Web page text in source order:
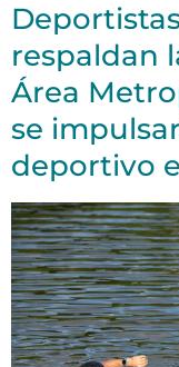
respaldan
Área
se
deportivo